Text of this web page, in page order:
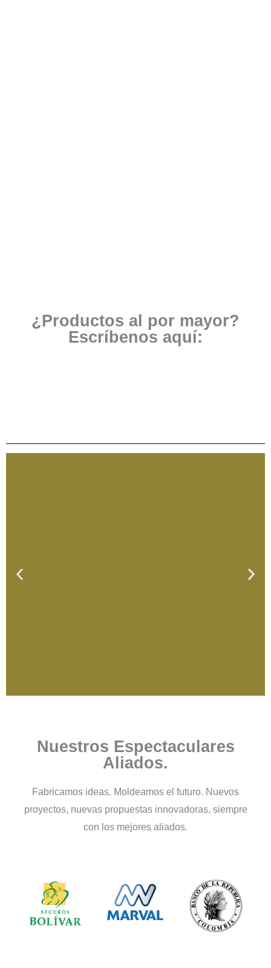
¿Productos al por mayor?
Escríbenos aquí:
Seleccionamos compuestos elastoméricos
contacto, rango de temperatura y normativa
aplicable.
Conoce Más...
Nuestros Espectaculares
Aliados.
Fabricamos ideas. Moldeamos el futuro. Nuevos
proyectos, nuevas propuestas innovadoras, siempre
con los mejores aliados.